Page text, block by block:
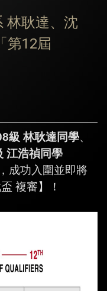
林耿達、沈
第12屆
級 林耿達同學、
江浩禎同學
成功入圍並即將
複審】！